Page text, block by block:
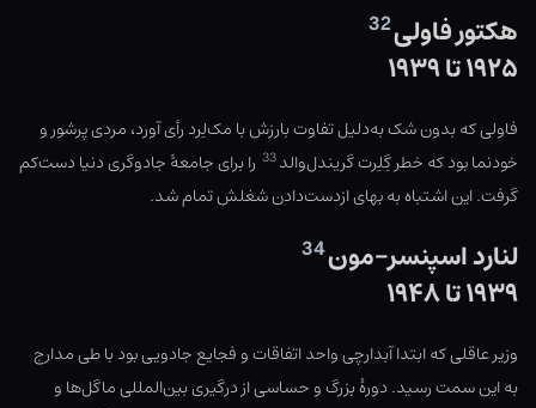
هکتور فاولی32
۱۹۲۵ تا ۱۹۳۹
فاولی که بدون شک به‌دلیل تفاوت بارزش با مک‌لِرد رأی آورد، مردی پرشور و
خودنما بود که خطر گِلِرت گریندل‌والد33 را برای جامعهٔ جادوگری دنیا دست‌کم
گرفت. این اشتباه به بهای ازدست‌دادن شغلش تمام شد.
لنارد اسپنسر-مون34
۱۹۳۹ تا ۱۹۴۸
وزیر عاقلی که ابتدا آبدارچی واحد اتفاقات و فجایع جادویی بود با طی مدارج
به این سمت رسید. دورهٔ بزرگ و حساسی از درگیری بین‌المللی ماگل‌ها و